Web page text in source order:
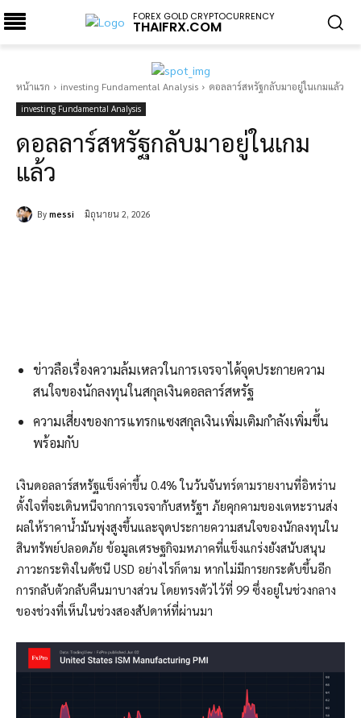
FOREX GOLD CRYPTOCURRENCY
THAIFRX.COM
หน้าแรก investing Fundamental Analysis ดอลลาร์สหรัฐกลับมาอยู่ในเกมแล้ว
investing Fundamental Analysis
ดอลลาร์สหรัฐกลับมาอยู่ในเกม
แล้ว
By messi มิถุนายน 2, 2026
ข่าวลือเรื่องความล้มเหลวในการเจรจาได้จุดประกายความ
สนใจของนักลงทุนในสกุลเงินดอลลาร์สหรัฐ
ความเสี่ยงของการแทรกแซงสกุลเงินเพิ่มเติมกำลังเพิ่มขึ้น
พร้อมกับ
เงินดอลลาร์สหรัฐแข็งค่าขึ้น 0.4% ในวันจันทร์ตามรายงานที่อิหร่าน
ตั้งใจที่จะเดินหนีจากการเจรจากับสหรัฐฯ ภัยคุกคามของเตหะรานส่ง
ผลให้ราคาน้ำมันพุ่งสูงขึ้นและจุดประกายความสนใจของนักลงทุนใน
สินทรัพย์ปลอดภัย ข้อมูลเศรษฐกิจมหภาคที่แข็งแกร่งยังสนับสนุน
ภาวะกระทิงในดัชนี USD อย่างไรก็ตาม หากไม่มีการยกระดับขึ้นอีก
การกลับตัวกลับคืนมาบางส่วน โดยทรงตัวไว้ที่ 99 ซึ่งอยู่ในช่วงกลาง
ของช่วงที่เห็นในช่วงสองสัปดาห์ที่ผ่านมา